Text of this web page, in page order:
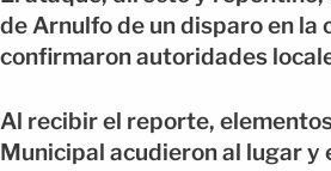
de Arnulfo de un disparo en la
confirmaron autoridades
Al recibir el reporte,
Municipal acudieron al lugar y